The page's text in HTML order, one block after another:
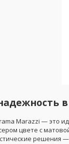
Marazzi — это
цвете с
решения